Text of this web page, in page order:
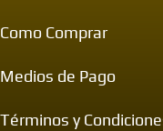
Como Comprar
Medios de Pago
Términos y